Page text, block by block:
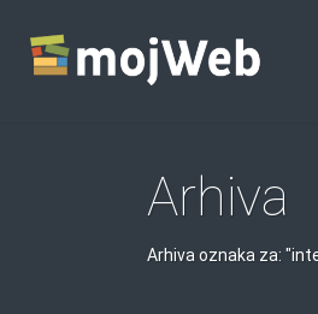
Arhiva
Arhiva oznaka za: